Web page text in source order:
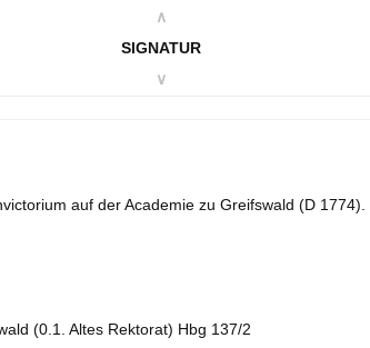
∧
SIGNATUR
∨
auf der Academie zu Greifswald (D 1774).
(0.1. Altes Rektorat) Hbg 137/2